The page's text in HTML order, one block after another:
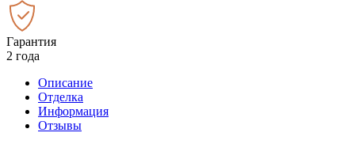
Гарантия
2 года
Описание
Отделка
Информация
Отзывы